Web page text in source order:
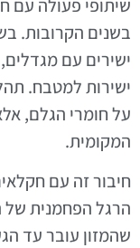
שיתופי פעולה עם
ישירים עם
ישירות למטבח.
על חומרי הגלם,
המקומית.
חיבור זה עם
הרגל הפחמנית
שהמזון עובר עד